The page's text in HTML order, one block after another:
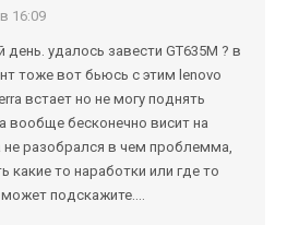
16:09
удалось завести GT635M ? в
тоже вот бьюсь с этим lenovo
встает но не могу поднять
вообще бесконечно висит на
не разобрался в чем проблемма,
какие то наработки или где то
подскажите....